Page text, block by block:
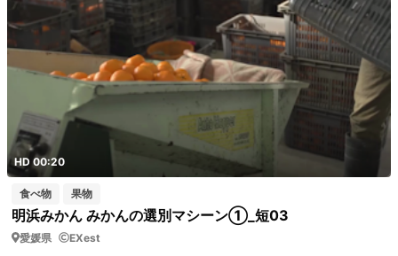
HD 00:20
食べ物 果物
明浜みかん みかんの選別マシーン①_短03
愛媛県 EXest